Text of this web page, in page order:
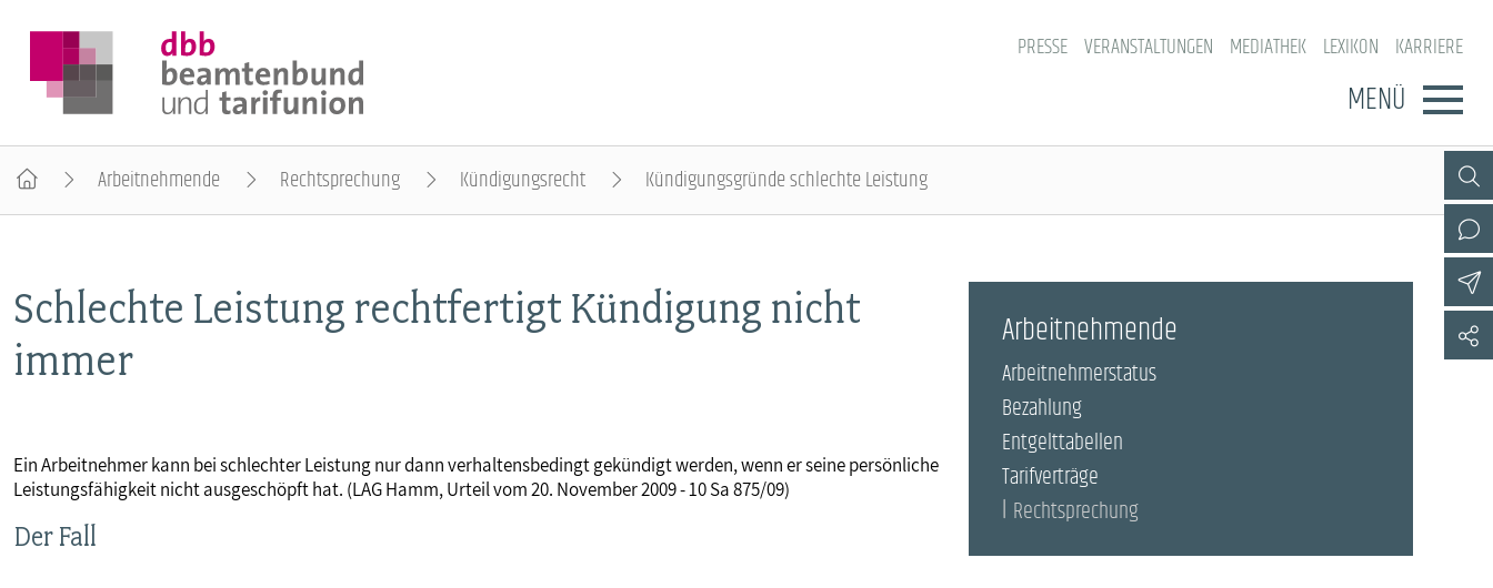
PRESSE VERANSTALTUNGEN MEDIATHEK LEXIKON KARRIERE
MENÜ
Gremien
Mitgliedsgewerkschaften
BEAMTINNEN & BEAMTE
Status & Dienstrecht
Besoldungstabellen
Arbeitnehmerstatus
Entgelttabellen
POLITIK & POSITIONEN
Arbeit & Wirtschaft
Soziales & Gesundheit
MITBESTIMMUNG
Personalrat & JAV
Schwerbehindertenvertretung
Rechtsschutz
Vorteilswelt
Arbeitnehmende Rechtsprechung Kündigungsrecht Kündigungsgründe schlechte Leistung
Schlechte Leistung rechtfertigt Kündigung nicht
immer
Ein Arbeitnehmer kann bei schlechter Leistung nur dann verhaltensbedingt gekündigt werden, wenn er seine persönliche
Leistungsfähigkeit nicht ausgeschöpft hat. (LAG Hamm, Urteil vom 20. November 2009 - 10 Sa 875/09)
Der Fall
Arbeitnehmende
Arbeitnehmerstatus
Bezahlung
Entgelttabellen
Tarifverträge
Rechtsprechung